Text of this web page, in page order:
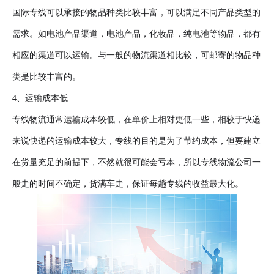
国际专线可以承接的物品种类比较丰富，可以满足不同产品类型的
需求。如电池产品渠道，电池产品，化妆品，纯电池等物品，都有
相应的渠道可以运输。与一般的物流渠道相比较，可邮寄的物品种
类是比较丰富的。
4、运输成本低
专线物流通常运输成本较低，在单价上相对更低一些，相较于快递
来说快递的运输成本较大，专线的目的是为了节约成本，但要建立
在货量充足的前提下，不然就很可能会亏本，所以专线物流公司一
般走的时间不确定，货满车走，保证每趟专线的收益最大化。